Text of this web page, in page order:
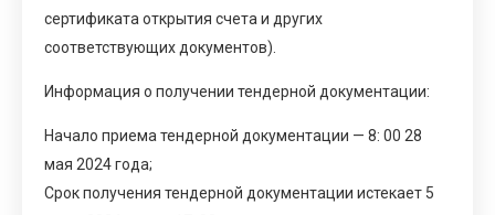
сертификата открытия счета и других
соответствующих документов).
Информация о получении тендерной документации:
Начало приема тендерной документации — 8: 00 28
мая 2024 года;
Срок получения тендерной документации истекает 5